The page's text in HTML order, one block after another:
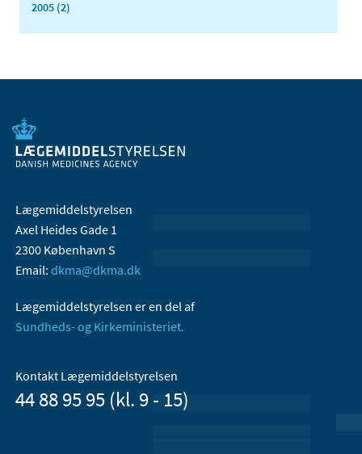
2005 (2)
Lægemiddelstyrelsen
Axel Heides Gade 1
2300 København S
Email: dkma@dkma.dk
Lægemiddelstyrelsen er en del af
Sundheds- og Kirkeministeriet.
Kontakt Lægemiddelstyrelsen
44 88 95 95 (kl. 9 - 15)